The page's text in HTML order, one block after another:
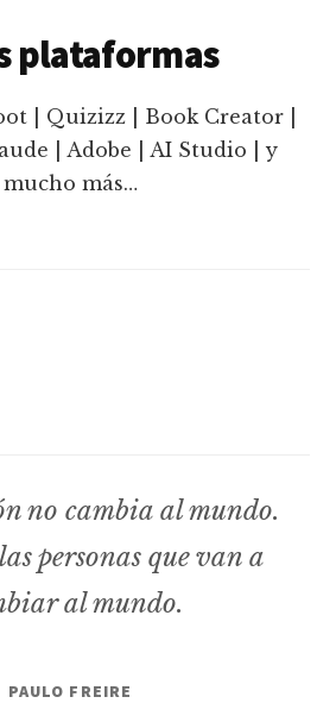
plataformas
| Quizizz | Book Creator |
| Adobe | AI Studio | y
mucho más…
no cambia al mundo.
personas que van a
al mundo.
PAULO FREIRE